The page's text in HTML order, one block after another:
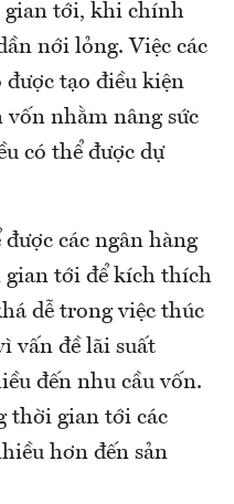
gian tới, khi chính
nới lỏng. Việc các
tạo điều kiện
nhằm nâng sức
có thể được dự
các ngân hàng
tới để kích thích
dễ trong việc thúc
vấn đề lãi suất
đến nhu cầu vốn.
thời gian tới các
hơn đến sản